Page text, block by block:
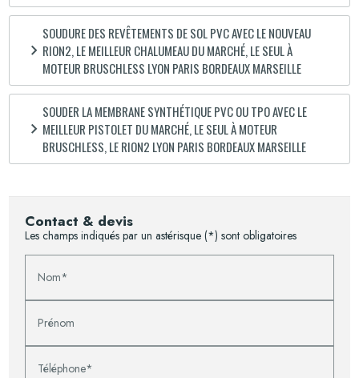
SOUDURE DES REVÊTEMENTS DE SOL PVC AVEC LE NOUVEAU
RION2, LE MEILLEUR CHALUMEAU DU MARCHÉ, LE SEUL À
MOTEUR BRUSCHLESS LYON PARIS BORDEAUX MARSEILLE
SOUDER LA MEMBRANE SYNTHÉTIQUE PVC OU TPO AVEC LE
MEILLEUR PISTOLET DU MARCHÉ, LE SEUL À MOTEUR
BRUSCHLESS, LE RION2 LYON PARIS BORDEAUX MARSEILLE
Contact & devis
Les champs indiqués par un astérisque (*) sont obligatoires
Nom*
Prénom
Téléphone*